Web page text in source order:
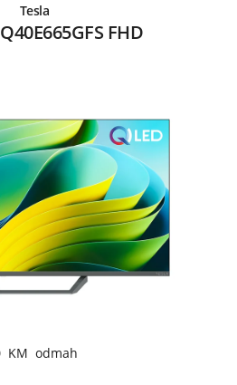
Tesla
FHD
KM odmah